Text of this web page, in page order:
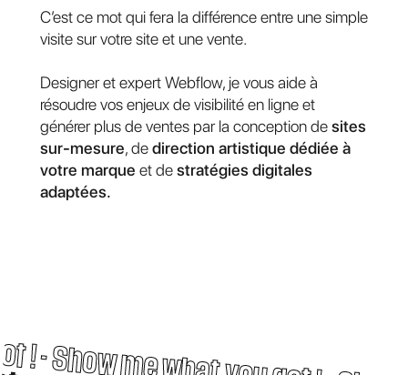
C’est ce mot qui fera la différence entre une simple
visite sur votre site et une vente.
Designer et expert Webflow, je vous aide à
résoudre vos enjeux de visibilité en ligne et
générer plus de ventes par la conception desites
sur-mesure, dedirection artistique dédiée à
votre marque et destratégies digitales
adaptées.